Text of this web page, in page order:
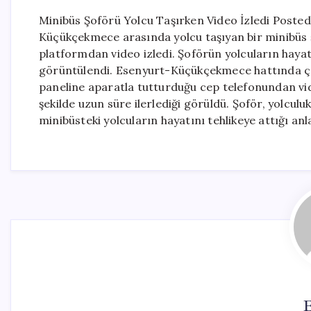
Minibüs Şoförü Yolcu Taşırken Video İzledi
Küçükçekmece arasında yolcu taşıyan bir
platformdan video izledi. Şoförün yolcuların
görüntülendi. Esenyurt-Küçükçekmece hattında
paneline aparatla tutturduğu cep telefonundan
şekilde uzun süre ilerlediği görüldü. Şoför,
minibüsteki yolcuların hayatını tehlikeye attığı